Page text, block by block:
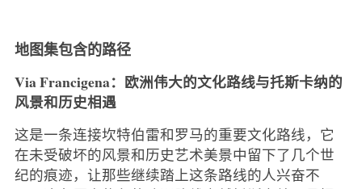
地图集包含的路径
Via Francigena：欧洲伟大的文化路线与托斯卡纳的
风景和历史相遇
这是一条连接坎特伯雷和罗马的重要文化路线，它
在未受破坏的风景和历史艺术美景中留下了几个世
纪的痕迹，让那些继续踏上这条路线的人兴奋不